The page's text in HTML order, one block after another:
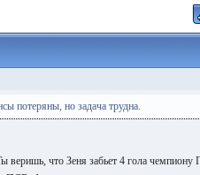
потеряны, но задача трудна.
веришь, что Зеня забьет 4 гола чемпиону